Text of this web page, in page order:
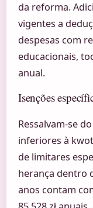
da reforma.
vigentes a
despesas com
educacionais,
anual.
Isenções
Ressalvam-se
inferiores à
de limitares
herança dentro
anos contam